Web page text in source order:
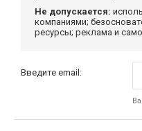
Не допускается:
компаниями;
ресурсы; реклама и
Введите email: